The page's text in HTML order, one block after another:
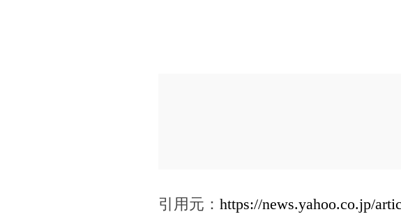
引用元： https://news.yahoo.co.jp/